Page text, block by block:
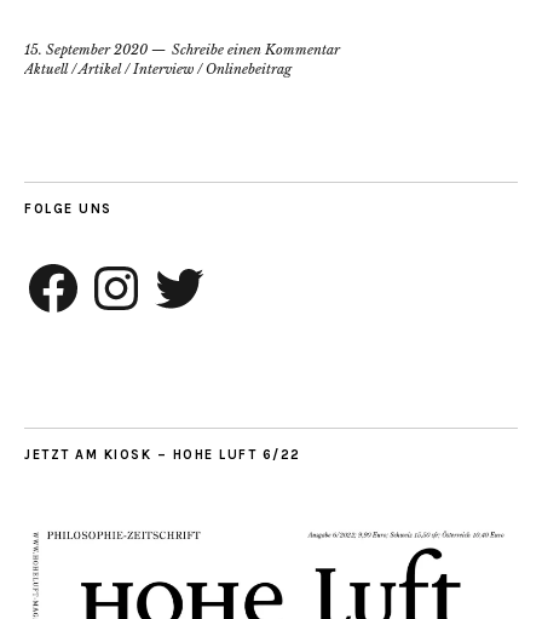
15. September 2020
Schreibe einen Kommentar
Aktuell/Artikel/Interview /Onlinebeitrag
FOLGE UNS
Facebook InstagramTwitter
JETZT AM KIOSK – HOHE LUFT 6/22